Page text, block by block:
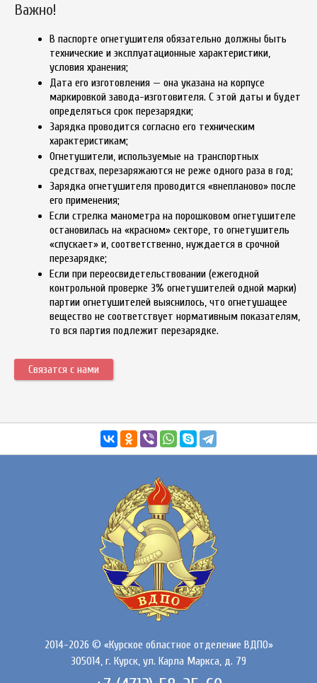
Важно!
В паспорте огнетушителя обязательно должны быть
технические и эксплуатационные характеристики,
условия хранения;
Дата его изготовления — она указана на корпусе
маркировкой завода-изготовителя. С этой даты и будет
определяться срок перезарядки;
Зарядка проводится согласно его техническим
характеристикам;
Огнетушители, используемые на транспортных
средствах, перезаряжаются не реже одного раза в год;
Зарядка огнетушителя проводится «внепланово» после
его применения;
Если стрелка манометра на порошковом огнетушителе
остановилась на «красном» секторе, то огнетушитель
«спускает» и, соответственно, нуждается в срочной
перезарядке;
Если при переосвидетельствовании (ежегодной
контрольной проверке 3% огнетушителей одной марки)
партии огнетушителей выяснилось, что огнетушащее
вещество не соответствует нормативным показателям,
то вся партия подлежит перезарядке.
Связатся с нами
2014-2026 © «Курское областное отделение ВДПО»
305014, г. Курск, ул. Карла Маркса, д. 79